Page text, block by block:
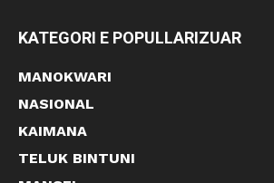
KATEGORI E POPULLARIZUAR
MANOKWARI
NASIONAL
KAIMANA
TELUK BINTUNI